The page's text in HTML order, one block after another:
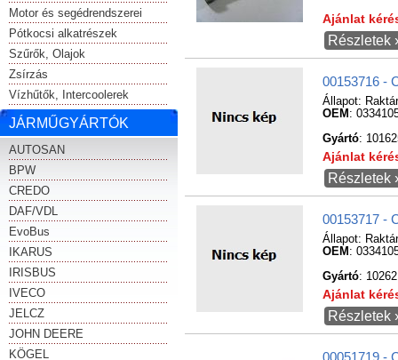
Motor és segédrendszerei
Pótkocsi alkatrészek
Szűrők, Olajok
Zsírzás
Vízhűtők, Intercoolerek
JÁRMŰGYÁRTÓK
AUTOSAN
BPW
CREDO
DAF/VDL
EvoBus
IKARUS
IRISBUS
IVECO
JELCZ
JOHN DEERE
KÖGEL
Ajánlat
Részletek
00153716 -
Állapot:
OEM :
Gyártó:
Ajánlat
Részletek
00153717 -
Állapot:
OEM :
Gyártó:
Ajánlat
Részletek